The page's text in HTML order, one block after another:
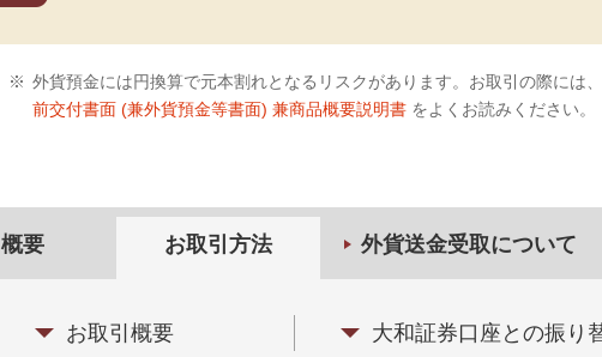
※ 外貨預金には円換算で元本割れとなるリスクがあります。お取引の際には
前交付書面 (兼外貨預金等書面) 兼商品概要説明書をよくお読みください。
概要 お取引方法
お取引概要 大和証券口座との振り
外貨送金受取について